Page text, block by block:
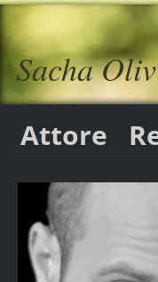
Sacha
Attore